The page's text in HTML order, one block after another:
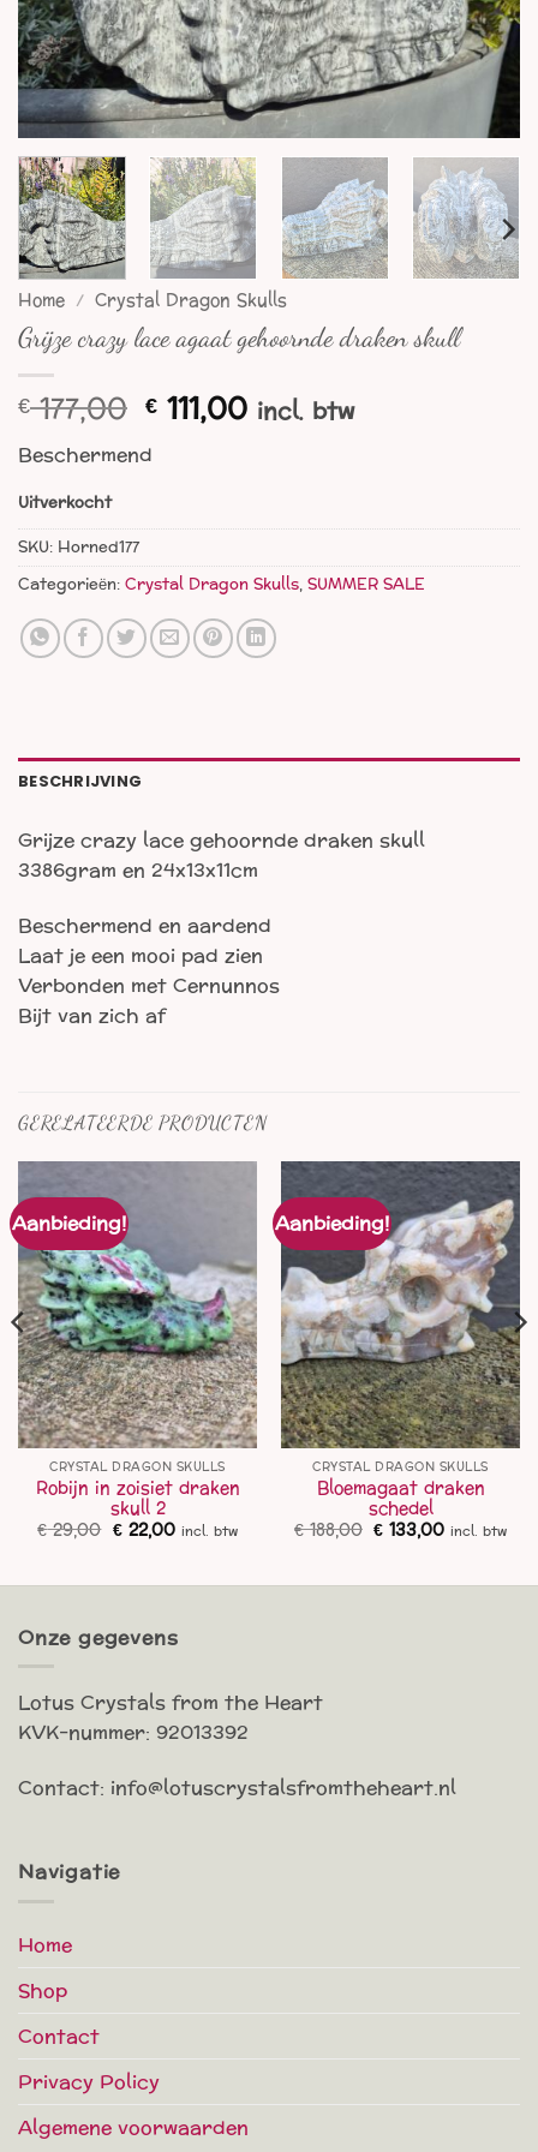
Home / Crystal Dragon Skulls
Grijze crazy lace agaat gehoornde draken skull
€177,00 Oorspronkelijke
prijs
was:
€ 111,00Huidige
prijs
incl. btw
Beschermend
Uitverkocht
SKU: Horned177
Categorieën:Crystal Dragon Skulls,SUMMER SALE
BESCHRIJVING
Grijze crazy lace gehoornde draken skull
3386gram en 24x13x11cm
Beschermend en aardend
Laat je een mooi pad zien
Verbonden met Cernunnos
Bijt van zich af
GERELATEERDE PRODUCTEN
Aanbieding!
CRYSTAL DRAGON SKULLS
Robijn in zoisiet draken
skull 2
€29,00 Oorspronkelijke
prijs
€22,00Huidige
prijs
incl. btw
Aanbieding!
CRYSTAL DRAGON SKULLS
Bloemagaat draken
schedel
€188,00 Oorspronkelijke
prijs
€ 133,00Huidige
prijs
incl. btw
Onze gegevens
Lotus Crystals from the Heart
KVK-nummer: 92013392
Contact: info@lotuscrystalsfromtheheart.nl
Navigatie
Home
Shop
Contact
Privacy Policy
Algemene voorwaarden